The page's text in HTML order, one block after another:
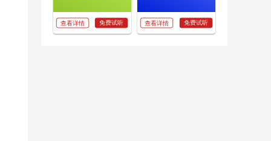
查看详情 免费试听 查看详情 免费试听